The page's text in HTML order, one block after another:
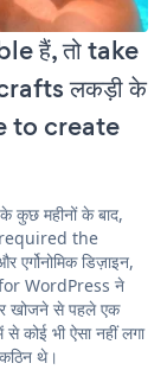
हैं, तो take
crafts लकड़ी के
to create
कुछ महीनों के बाद,
required the
डिज़ाइन,
WordPress ने
खोजने से पहले एक
भी ऐसा नहीं लगा
थे।